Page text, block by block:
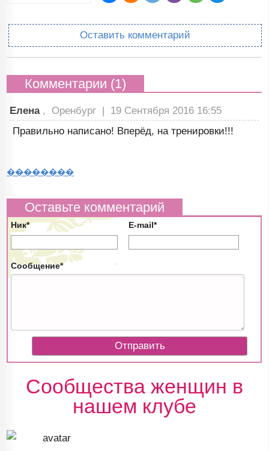
Оставить комментарий
Комментарии (1)
Елена , Оренбург | 19 Сентября 2016 16:55
Правильно написано! Вперёд, на тренировки!!!
��������
Оставьте комментарий
Ник* E-mail*
Сообщение*
Сообщества женщин в
нашем клубе